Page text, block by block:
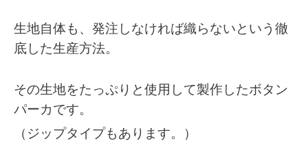
生地自体も、発注しなければ織らないという徹
底した生産方法。
その生地をたっぷりと使用して製作したボタン
パーカです。
（ジップタイプもあります。）